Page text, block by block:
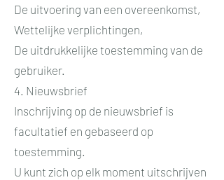
De uitvoering van een overeenkomst,
Wettelijke verplichtingen,
De uitdrukkelijke toestemming van de
gebruiker.
4. Nieuwsbrief
Inschrijving op de nieuwsbrief is
facultatief en gebaseerd op
toestemming.
U kunt zich op elk moment uitschrijven